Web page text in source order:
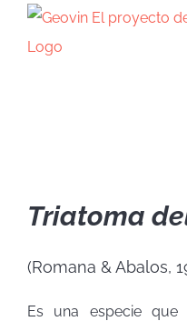
Saltar
Triatoma
(Romana & Abalos,
Es una especie que